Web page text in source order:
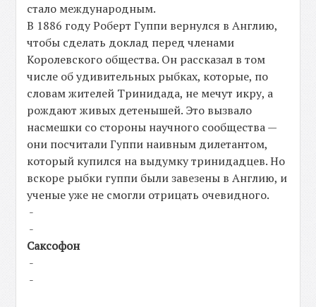
стало международным.
В 1886 году Роберт Гуппи вернулся в Англию,
чтобы сделать доклад перед членами
Королевского общества. Он рассказал в том
числе об удивительных рыбках, которые, по
словам жителей Тринидада, не мечут икру, а
рождают живых детенышей. Это вызвало
насмешки со стороны научного сообщества —
они посчитали Гуппи наивным дилетантом,
который купился на выдумку тринидадцев. Но
вскоре рыбки гуппи были завезены в Англию, и
ученые уже не смогли отрицать очевидного.
-
-
Саксофон
-
-